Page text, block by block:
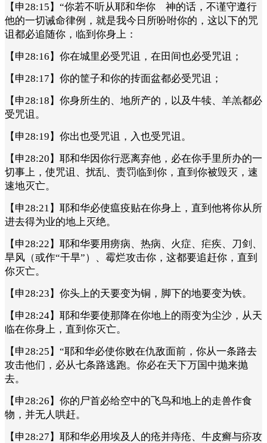
【申28:15】“你若不听从耶和华你 神的话，不谨守遵行
他的一切诫命律例，就是我今日所吩咐你的，这以下的咒
诅都必追随你，临到你身上：
【申28:16】你在城里必受咒诅，在田间也必受咒诅；
【申28:17】你的筐子和你的抟面盆都必受咒诅；
【申28:18】你身所生的、地所产的，以及牛犊、羊羔都必
受咒诅。
【申28:19】你出也受咒诅，入也受咒诅。
【申28:20】耶和华因你行恶离弃他，必在你手里所办的一
切事上，使咒诅、扰乱、责罚临到你，直到你被毁灭，速
速地灭亡。
【申28:21】耶和华必使瘟疫贴在你身上，直到他将你从所
进去得为业的地上灭绝。
【申28:22】耶和华要用痨病、热病、火症、疟疾、刀剑、
旱风（或作“干旱”）、霉烂攻击你，这都要追赶你，直到
你灭亡。
【申28:23】你头上的天要变为铜，脚下的地要变为铁。
【申28:24】耶和华要使那降在你地上的雨变为尘沙，从天
临在你身上，直到你灭亡。
【申28:25】“耶和华必使你败在仇敌面前，你从一条路去
攻击他们，必从七条路逃跑。你必在天下万国中抛来抛
去。
【申28:26】你的尸首必给空中的飞鸟和地上的走兽作食
物，并无人哄赶。
【申28:27】耶和华必用埃及人的疮并痔疮、牛皮癣与疥攻